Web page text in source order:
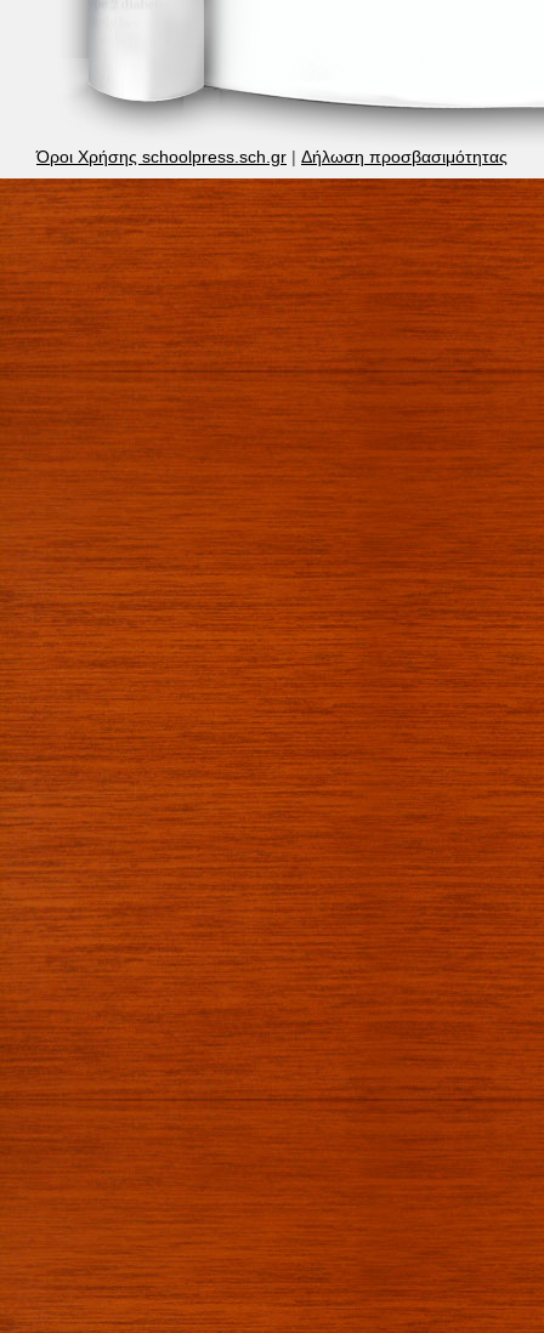
Όροι Χρήσης schoolpress.sch.gr | Δήλωση προσβασιμότητας